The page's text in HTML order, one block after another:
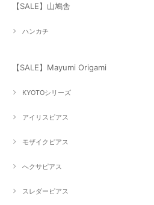
【SALE】山鳩舎
ハンカチ
【SALE】Mayumi Origami
KYOTOシリーズ
アイリスピアス
モザイクピアス
へクサピアス
スレダーピアス